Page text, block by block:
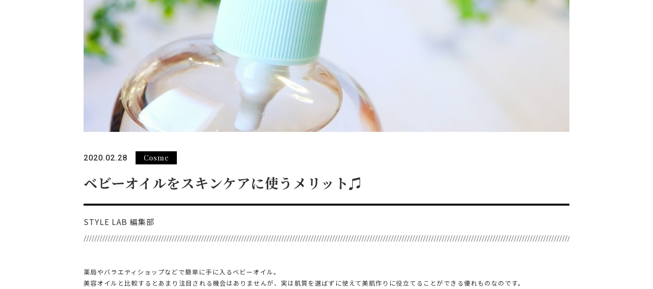
2020.02.28 Cosme
ベビーオイルをスキンケアに使うメリット♫
STYLE LAB 編集部
薬局やバラエティショップなどで簡単に手に入るベビーオイル。
美容オイルと比較するとあまり注目される機会はありませんが、実は肌質を選ばずに使えて美肌作りに役立てることができる優れものなのです。